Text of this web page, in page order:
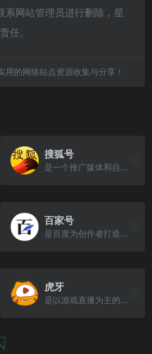
系网站管理员进行删除，星
任。
的网络站点资源收集与分享！
搜狐号
是一个推广媒体和自媒体优质内容的平台
百家号
是百度为创作者打造的集创作、发布、变现于一体的内容创作平台，也是众多企业号实现营销转化的运营新阵地
虎牙
是以游戏直播为主的弹幕式互动直播平台